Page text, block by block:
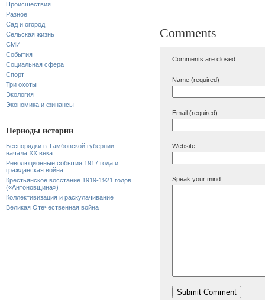
Происшествия
Разное
Сад и огород
Сельская жизнь
СМИ
События
Социальная сфера
Спорт
Три охоты
Экология
Экономика и финансы
Периоды истории
Беспорядки в Тамбовской губернии
начала XX века
Революционные события 1917 года и
гражданская война
Крестьянское восстание 1919-1921 годов
(«Антоновщина»)
Коллективизация и раскулачивание
Великая Отечественная война
Comments
Comments are closed.
Name (required)
Email (required)
Website
Speak your mind